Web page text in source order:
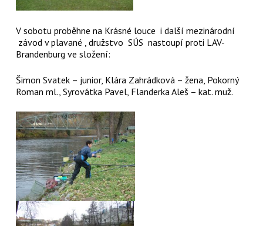
V sobotu proběhne na Krásné louce i další mezinárodní
závod v plavané , družstvo SÚS nastoupí proti LAV-
Brandenburg ve složení:
Šimon Svatek – junior, Klára Zahrádková – žena, Pokorný
Roman ml., Syrovátka Pavel, Flanderka Aleš – kat. muž.